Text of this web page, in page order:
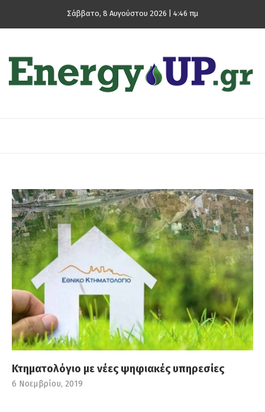
Σάββατο, 8 Αυγούστου 2026 | 4:46 πμ
Κτηματολόγιο με νέες ψηφιακές υπηρεσίες
6 Νοεμβρίου, 2019